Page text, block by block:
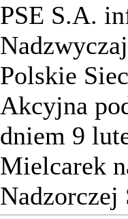
PSE S.A.
Polskie
Akcyjna
dniem 9
Mielcarek
Nadzorczej